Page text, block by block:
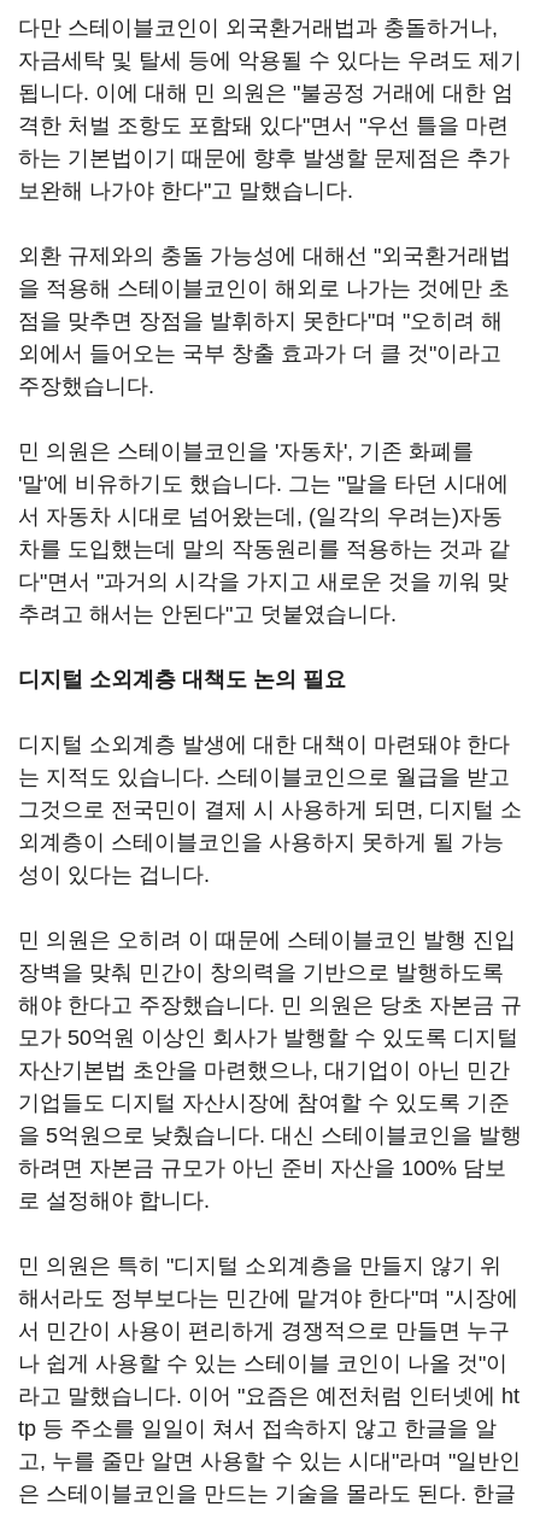
다만 스테이블코인이 외국환거래법과 충돌하거나,
자금세탁 및 탈세 등에 악용될 수 있다는 우려도 제기
됩니다. 이에 대해 민 의원은 "불공정 거래에 대한 엄
격한 처벌 조항도 포함돼 있다"면서 "우선 틀을 마련
하는 기본법이기 때문에 향후 발생할 문제점은 추가
보완해 나가야 한다"고 말했습니다.
외환 규제와의 충돌 가능성에 대해선 "외국환거래법
을 적용해 스테이블코인이 해외로 나가는 것에만 초
점을 맞추면 장점을 발휘하지 못한다"며 "오히려 해
외에서 들어오는 국부 창출 효과가 더 클 것"이라고
주장했습니다.
민 의원은 스테이블코인을 '자동차', 기존 화폐를
'말'에 비유하기도 했습니다. 그는 "말을 타던 시대에
서 자동차 시대로 넘어왔는데, (일각의 우려는)자동
차를 도입했는데 말의 작동원리를 적용하는 것과 같
다"면서 "과거의 시각을 가지고 새로운 것을 끼워 맞
추려고 해서는 안된다"고 덧붙였습니다.
디지털 소외계층 대책도 논의 필요
디지털 소외계층 발생에 대한 대책이 마련돼야 한다
는 지적도 있습니다. 스테이블코인으로 월급을 받고
그것으로 전국민이 결제 시 사용하게 되면, 디지털 소
외계층이 스테이블코인을 사용하지 못하게 될 가능
성이 있다는 겁니다.
민 의원은 오히려 이 때문에 스테이블코인 발행 진입
장벽을 맞춰 민간이 창의력을 기반으로 발행하도록
해야 한다고 주장했습니다. 민 의원은 당초 자본금 규
모가 50억원 이상인 회사가 발행할 수 있도록 디지털
자산기본법 초안을 마련했으나, 대기업이 아닌 민간
기업들도 디지털 자산시장에 참여할 수 있도록 기준
을 5억원으로 낮췄습니다. 대신 스테이블코인을 발행
하려면 자본금 규모가 아닌 준비 자산을 100% 담보
로 설정해야 합니다.
민 의원은 특히 "디지털 소외계층을 만들지 않기 위
해서라도 정부보다는 민간에 맡겨야 한다"며 "시장에
서 민간이 사용이 편리하게 경쟁적으로 만들면 누구
나 쉽게 사용할 수 있는 스테이블 코인이 나올 것"이
라고 말했습니다. 이어 "요즘은 예전처럼 인터넷에 ht
tp 등 주소를 일일이 쳐서 접속하지 않고 한글을 알
고, 누를 줄만 알면 사용할 수 있는 시대"라며 "일반인
은 스테이블코인을 만드는 기술을 몰라도 된다. 한글